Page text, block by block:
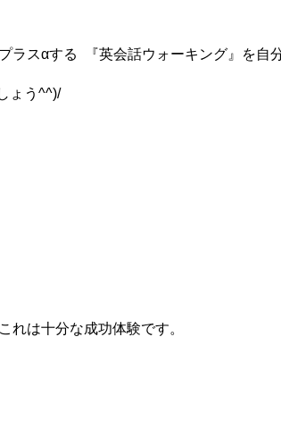
ラスαする 『英会話ウォーキング』を自
ょう ^^)/
れは十分な成功体験です。